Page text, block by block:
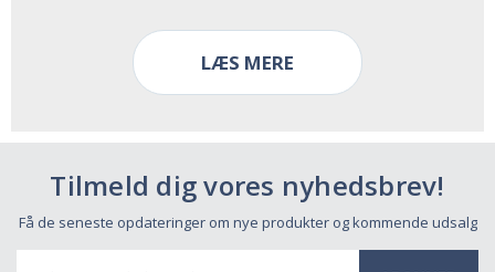
LÆS MERE
Tilmeld dig vores nyhedsbrev!
Få de seneste opdateringer om nye produkter og kommende udsalg